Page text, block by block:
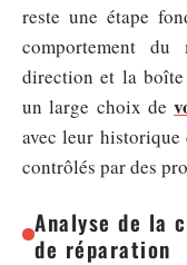
reste une étape
comportement
direction et la boîte
un large choix de
avec leur historique
contrôlés par des
Analyse de la
de réparation